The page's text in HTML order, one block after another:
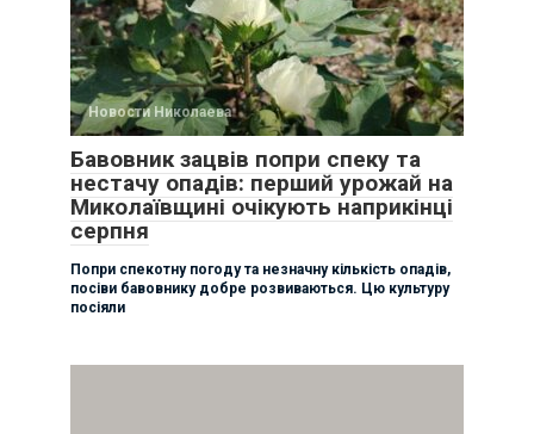
Новости Николаева
Бавовник зацвів попри спеку та
нестачу опадів: перший урожай на
Миколаївщині очікують наприкінці
серпня
Попри спекотну погоду та незначну кількість опадів,
посіви бавовнику добре розвиваються. Цю культуру
посіяли